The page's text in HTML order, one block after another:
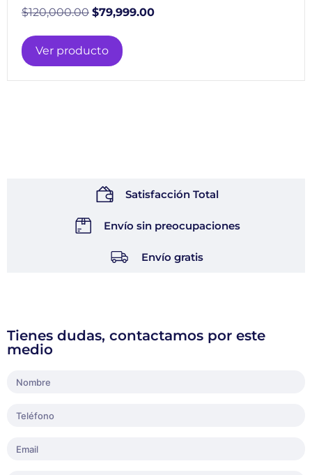
$120,000.00 $79,999.00
Ver producto
Satisfacción Total
Envío sin preocupaciones
Envío gratis
Tienes dudas, contactamos por este
medio